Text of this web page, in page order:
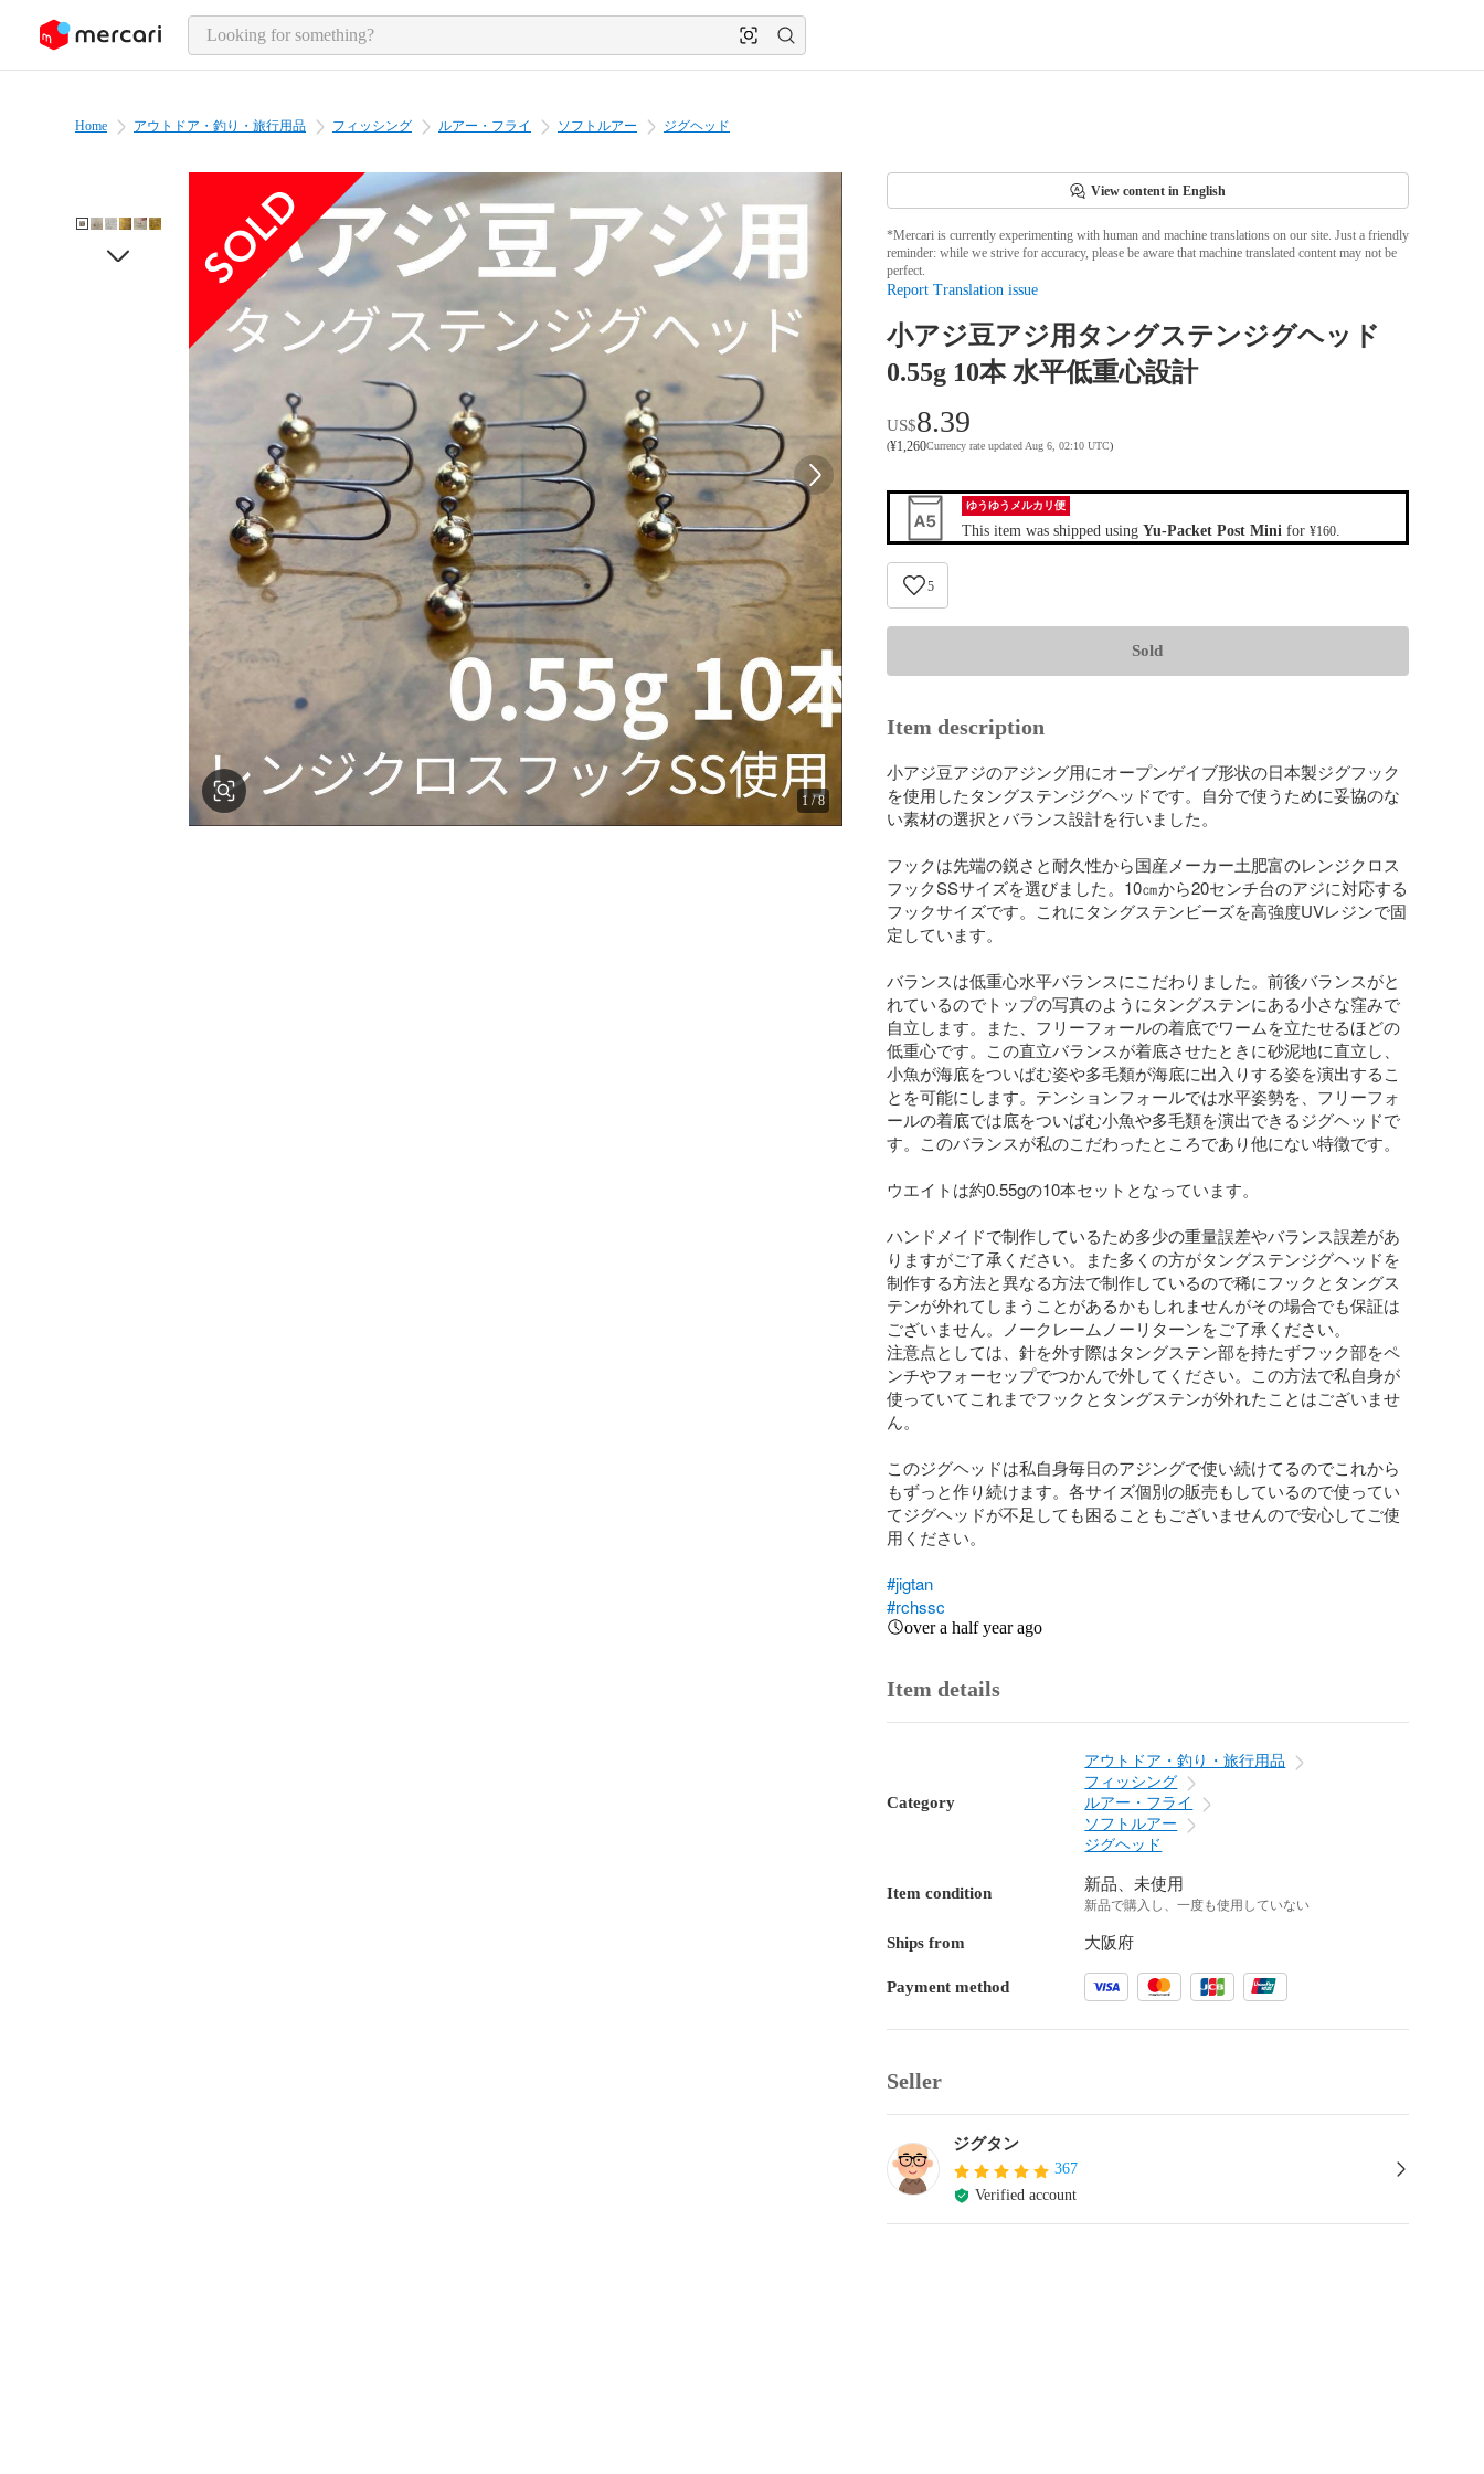
page content
Home アウトドア・釣り・旅行用品 フィッシング ルアー・フライ ソフトルアー ジグヘッド
1/8
View content in English
*Mercari is currently experimenting with human and machine translations on our site. Just a friendly
reminder: while we strive for accuracy, please be aware that machine translated content may not be
perfect.
Report Translation issue
小アジ豆アジ用タングステンジグヘッド
0.55g 10本 水平低重心設計
US$8.39
(¥1,260Currency rate updated Aug 6, 02:10 UTC)
ゆうゆうメルカリ便
This item was shipped using Yu-Packet Post Minifor ¥160.
5
Sold
Item description
小アジ豆アジのアジング用にオープンゲイブ形状の日本製ジグフック
を使用したタングステンジグヘッドです。自分で使うために妥協のな
い素材の選択とバランス設計を行いました。
フックは先端の鋭さと耐久性から国産メーカー土肥富のレンジクロス
フックSSサイズを選びました。10㎝から20センチ台のアジに対応する
フックサイズです。これにタングステンビーズを高強度UVレジンで固
定しています。
バランスは低重心水平バランスにこだわりました。前後バランスがと
れているのでトップの写真のようにタングステンにある小さな窪みで
自立します。また、フリーフォールの着底でワームを立たせるほどの
低重心です。この直立バランスが着底させたときに砂泥地に直立し、
小魚が海底をついばむ姿や多毛類が海底に出入りする姿を演出するこ
とを可能にします。テンションフォールでは水平姿勢を、フリーフォ
ールの着底では底をついばむ小魚や多毛類を演出できるジグヘッドで
す。このバランスが私のこだわったところであり他にない特徴です。
ウエイトは約0.55gの10本セットとなっています。
ハンドメイドで制作しているため多少の重量誤差やバランス誤差があ
りますがご了承ください。また多くの方がタングステンジグヘッドを
制作する方法と異なる方法で制作しているので稀にフックとタングス
テンが外れてしまうことがあるかもしれませんがその場合でも保証は
ございません。ノークレームノーリターンをご了承ください。
注意点としては、針を外す際はタングステン部を持たずフック部をペ
ンチやフォーセップでつかんで外してください。この方法で私自身が
使っていてこれまでフックとタングステンが外れたことはございませ
ん。
このジグヘッドは私自身毎日のアジングで使い続けてるのでこれから
もずっと作り続けます。各サイズ個別の販売もしているので使ってい
てジグヘッドが不足しても困ることもございませんので安心してご使
用ください。
#jigtan
#rchssc
over a half year ago
Item details
Category
アウトドア・釣り・旅行用品
フィッシング
ルアー・フライ
ソフトルアー
ジグヘッド
Item condition 新品、未使用
新品で購入し、一度も使用していない
Ships from 大阪府
Payment method
Seller
ジグタン
367
Verified account